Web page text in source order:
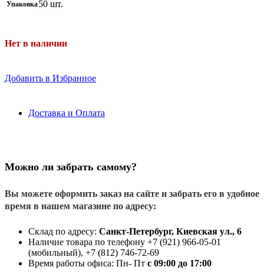
Упаковка50 шт.
Нет в наличии
Добавить в Избранное
Доставка и Оплата
Можно ли забрать самому?
Вы можете оформить заказ на сайте и забрать его в удобное
время в нашем магазине по адресу:
Склад по адресу: Санкт-Петербург, Киевская ул., 6
Наличие товара по телефону +7 (921) 966-05-01
(мобильный), +7 (812) 746-72-69
Время работы офиса: Пн- Пт с 09:00 до 17:00